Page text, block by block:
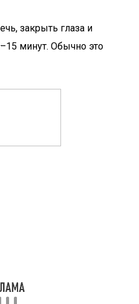
закрыть глаза и
минут. Обычно это